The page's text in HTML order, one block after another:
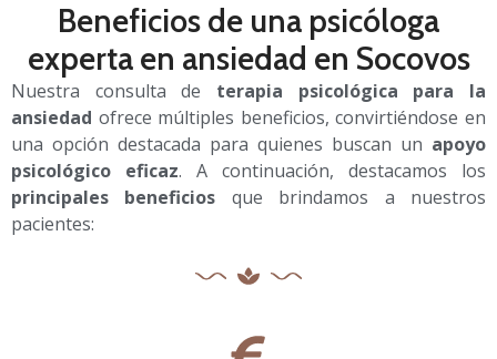
Beneficios de una psicóloga
experta en ansiedad en Socovos
Nuestra consulta de terapia psicológica para la
ansiedad ofrece múltiples beneficios, convirtiéndose en
una opción destacada para quienes buscan un apoyo
psicológico eficaz. A continuación, destacamos los
principales beneficios que brindamos a nuestros
pacientes: